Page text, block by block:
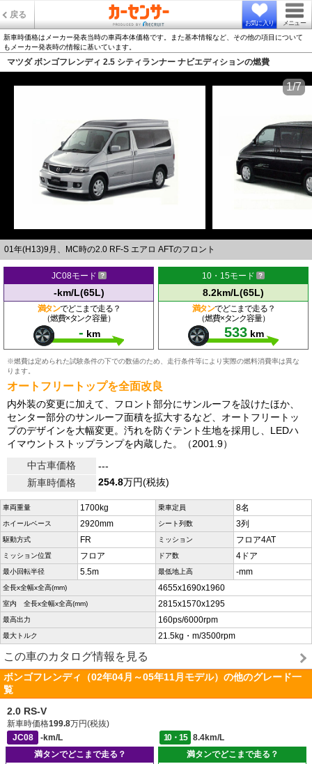
戻る
お気に入り メニュー
新車時価格はメーカー発表当時の車両本体価格です。また基本情報など、その他の項目について
もメーカー発表時の情報に基いています。
マツダ ボンゴフレンディ 2.5 シティランナー ナビエディションの燃費
01年(H13)9月、MC時の2.0 RF-S エアロ AFTのフロント
1/7
JC08モード
-km/L(65L)
満タンでどこまで走る？
（燃費×タンク容量）
- km
10・15モード
8.2km/L(65L)
満タンでどこまで走る？
（燃費×タンク容量）
533 km
※燃費は定められた試験条件の下での数値のため、走行条件等により実際の燃料消費率は異な
ります。
オートフリートップを全面改良
内外装の変更に加えて、フロント部分にサンルーフを設けたほか、
センター部分のサンルーフ面積を拡大するなど、オートフリートッ
プのデザインを大幅変更。汚れを防ぐテント生地を採用し、LEDハ
イマウントストップランプを内蔵した。（2001.9）
中古車価格
---
新車時価格
254.8万円(税抜)
車両重量 1700kg 乗車定員 8名
ホイールベース 2920mm シート列数 3列
駆動方式 FR ミッション フロア4AT
ミッション位置 フロア ドア数 4ドア
最小回転半径 5.5m 最低地上高 -mm
全長x全幅x全高(mm) 4655x1690x1960
室内 全長x全幅x全高(mm) 2815x1570x1295
最高出力 160ps/6000rpm
最大トルク 21.5kg・m/3500rpm
この車のカタログ情報を見る
ボンゴフレンディ（02年04月～05年11月モデル）の他のグレード一
覧
2.0 RS-V
新車時価格199.8万円(税抜)
JC08
-km/L 10・15
8.4km/L
満タンでどこまで走る？
満タンでどこまで走る？